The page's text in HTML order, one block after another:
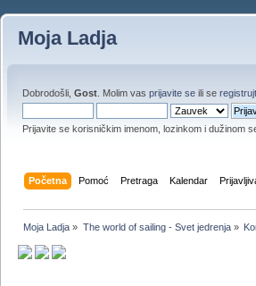
Moja Ladja
Dobrodošli, Gost . Molim vas prijavite se ili se
Prijavite se korisničkim imenom, lozinkom i dužinom
Početna Pomoć Pretraga Kalendar
Moja Ladja » The world of sailing - Svet jedrenja»